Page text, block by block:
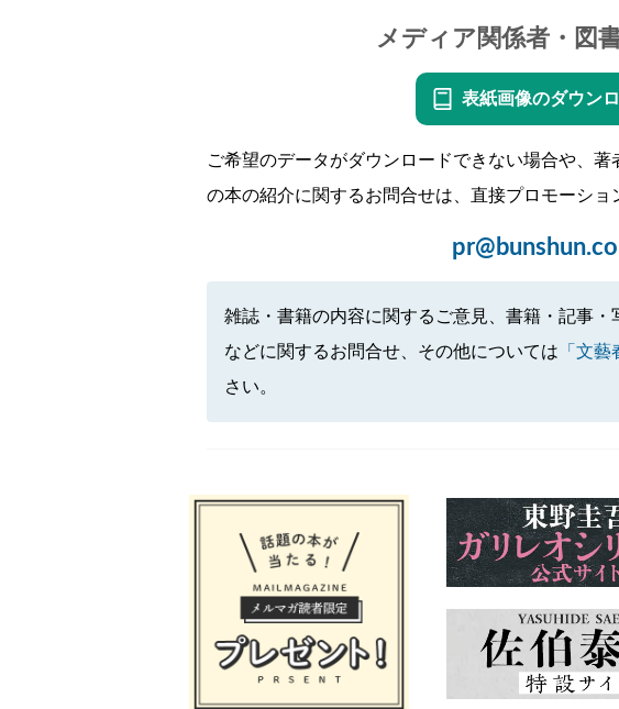
メディア関係者・図
表紙画像のダウン
ご希望のデータがダウンロードできない場合や、
の本の紹介に関するお問合せは、直接プロモーショ
雑誌・書籍の内容に関するご意見、書籍・記事・
などに関するお問合せ、その他については 「文
さい。